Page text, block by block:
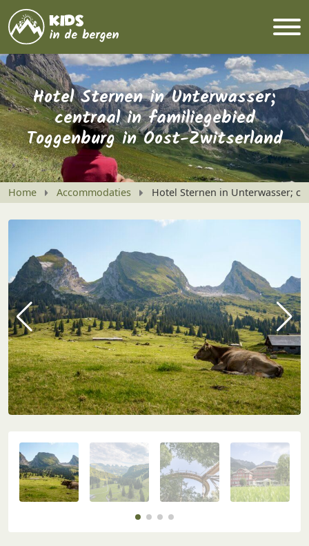
Hotel Sternen in Unterwasser;
centraal in familiegebied
Toggenburg in Oost-Zwitserland
Home Accommodaties Hotel Sternen in Unterwasser;